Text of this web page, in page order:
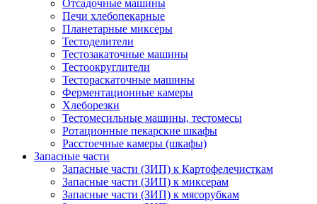
Отсадочные машины
Печи хлебопекарные
Планетарные миксеры
Тестоделители
Тестозакаточные машины
Тестоокруглители
Тестораскаточные машины
Ферментационные камеры
Хлеборезки
Тестомесильные машины, тестомесы
Ротационные пекарские шкафы
Расстоечные камеры (шкафы)
Запасные части
Запасные части (ЗИП) к Картофелечисткам
Запасные части (ЗИП) к миксерам
Запасные части (ЗИП) к мясорубкам